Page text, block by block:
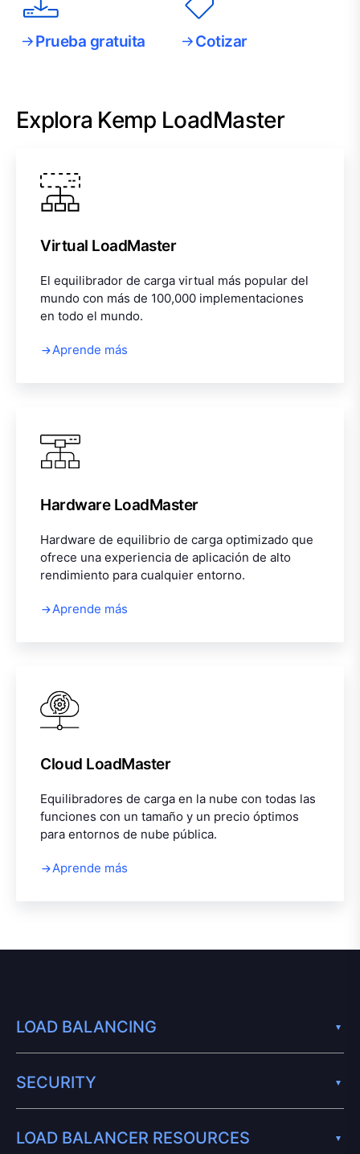
Prueba gratuita Cotizar
Explora Kemp LoadMaster
Virtual LoadMaster
El equilibrador de carga virtual más popular del
mundo con más de 100,000 implementaciones
en todo el mundo.
Aprende más
Hardware LoadMaster
Hardware de equilibrio de carga optimizado que
ofrece una experiencia de aplicación de alto
rendimiento para cualquier entorno.
Aprende más
Cloud LoadMaster
Equilibradores de carga en la nube con todas las
funciones con un tamaño y un precio óptimos
para entornos de nube pública.
Aprende más
LOAD BALANCING
SECURITY
LOAD BALANCER RESOURCES